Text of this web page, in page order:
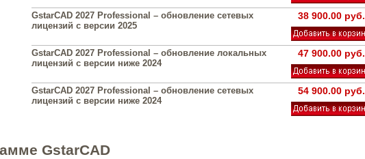
GstarCAD 2027 Professional – обновление сетевых
лицензий с версии 2025
38 900.00 руб.
GstarCAD 2027 Professional – обновление локальных
лицензий с версии ниже 2024
47 900.00 руб.
GstarCAD 2027 Professional – обновление сетевых
лицензий с версии ниже 2024
54 900.00 руб.
GstarCAD